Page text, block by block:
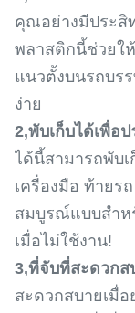
คุณอย่างมีประสิ
พลาสติกนี้ช่วยใ
แนวตั้งบนรถบร
ง่าย
2,พับเก็บได้เพื่อ
ได้นี้สามารถพับเ
เครื่องมือ ท้ายร
สมบูรณ์แบบสำห
เมื่อไม่ใช้งาน!
3,ที่จับที่สะดวกส
สะดวกสบายเมื่